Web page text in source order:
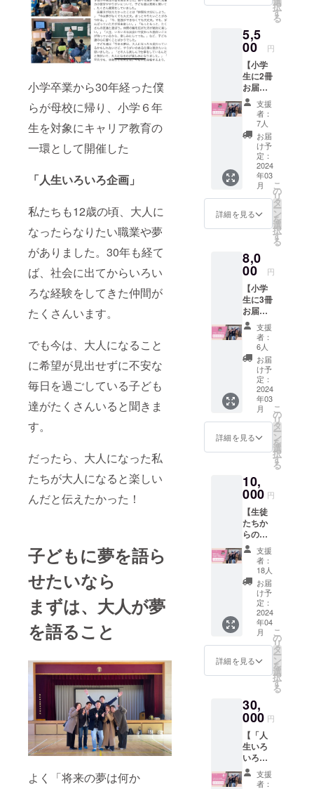
小学卒業から30年経った僕
らが母校に帰り、小学６年
生を対象にキャリア教育の
一環として開催した
「人生いろいろ企画」
私たちも12歳の頃、大人に
なったらなりたい職業や夢
がありました。30年も経て
ば、社会に出てからいろい
ろな経験をしてきた仲間が
たくさんいます。
でも今は、大人になること
に希望が見出せずに不安な
毎日を過ごしている子ども
達がたくさんいると聞きま
す。
だったら、大人になった私
たちが大人になると楽しい
んだと伝えたかった！
子どもに夢を語ら
せたいなら
まずは、大人が夢
を語ること
よく「将来の夢は何か
回「人
いろ企
画」開
催時に
お届け
しま
す。 ※
寄贈で
きる書
①「メ
タ思
考」著
者：澤
②「ウ
ェル
ビーイ
前野 隆
司,中島
晴美,山
田 将由,
岸名 祐
治 ※ど
ちらの
本を寄
贈した
いかお
選びい
ただけ
ますの
で、備
考欄に
書籍の
タイト
記入く
ださ
い。 ※
書籍を
お届け
したこ
との証
明とな
るメー
ルをさ
せてい
ただき
ます。
※生徒数
以上の
入費用
がクラ
ディン
グで集
まった
場合
は、子
供達に
読んで
欲しい
択
す
る
5,5
00 円
【小学
生に2冊
お届け
券】 人
生いろ
いろ企
画に参
加した
学生に
本を2冊
お届け
できる
券 本の
お届け
は、第3
回「人
いろ企
画」開
催時に
お届け
しま
す。 ※
寄贈で
きる書
①「メ
タ思
考」著
者：澤
②「ウ
ェル
ビーイ
前野 隆
司,中島
晴美,山
田 将由,
岸名 祐
治 ※ど
ちらの
本を寄
贈した
いかお
選びい
ただけ
ますの
で、備
考欄に
書籍の
タイト
記入く
ださ
い。 ※
書籍を
お届け
したこ
との証
明とな
支援
者：
7人
お届
け予
定：
2024
年03
月
詳細を見る
こ
の
リ
タ
ー
ン
を
選
択
す
る
8,0
00 円
【小学
生に3冊
お届け
券】 人
生いろ
いろ企
画に参
加した
学生に
本を3冊
お届け
できる
券 本の
お届け
は、第3
回「人
いろ企
画」開
催時に
お届け
しま
す。 ※
寄贈で
きる書
①「メ
タ思
考」著
者：澤
②「ウ
ェル
ビーイ
前野 隆
司,中島
晴美,山
田 将由,
岸名 祐
治 ※ど
ちらの
本を寄
支援
者：
6人
お届
け予
定：
2024
年03
月
詳細を見る
こ
の
リ
タ
ー
ン
を
選
択
す
る
10,
000 円
【生徒
たちか
らのお
礼の手
紙＋小
学生に3
冊お届
け券】
人生い
ろいろ
企画に
参加し
た学生
に本を3
冊お届
けでき
のお届
けは、
第3回
「人生
いろい
ろ企
画」開
催時に
支援
者：
18人
お届
け予
定：
2024
年04
月
詳細を見る
こ
の
リ
タ
ー
ン
を
選
択
す
る
30,
000 円
【「人
生いろ
いろ企
画」立
ち上げ
支援
者：